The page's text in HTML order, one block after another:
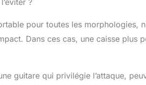
pour toutes les morphologies,
Dans ces cas, une caisse plus
guitare qui privilégie l’attaque,